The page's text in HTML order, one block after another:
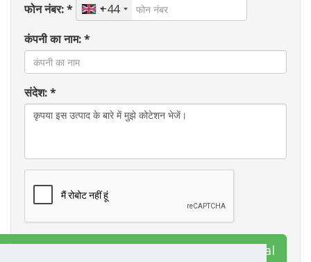
फोन नंबर: *
+44
कंपनी का नाम: *
संदेश: *
HB Publications and Training International